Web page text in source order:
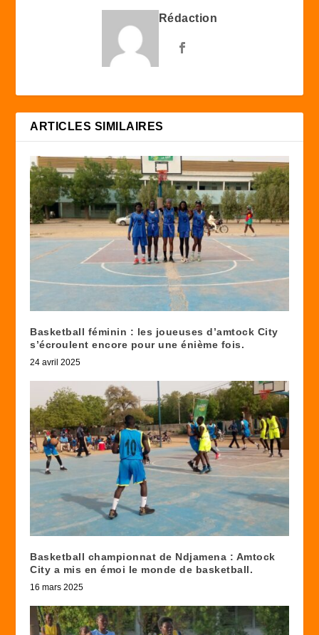
Rédaction
ARTICLES SIMILAIRES
Basketball féminin : les joueuses d’amtock City
s’écroulent encore pour une énième fois.
24 avril 2025
Basketball championnat de Ndjamena : Amtock
City a mis en émoi le monde de basketball.
16 mars 2025